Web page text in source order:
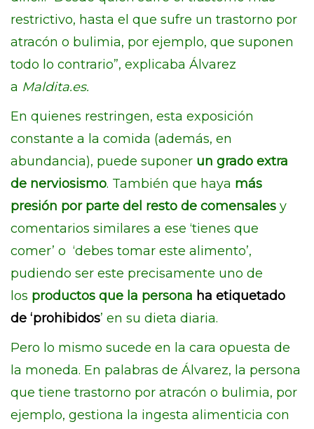
restrictivo, hasta el que sufre un trastorno por
atracón o bulimia, por ejemplo, que suponen
todo lo contrario”, explicaba Álvarez
a Maldita.es.
En quienes restringen, esta exposición
constante a la comida (además, en
abundancia), puede suponer un grado extra
de nerviosismo. También que haya más
presión por parte del resto de comensales y
comentarios similares a ese ‘tienes que
comer’ o ‘debes tomar este alimento’,
pudiendo ser este precisamente uno de
los productos que la persona ha etiquetado
de ‘prohibidos’ en su dieta diaria.
Pero lo mismo sucede en la cara opuesta de
la moneda. En palabras de Álvarez, la persona
que tiene trastorno por atracón o bulimia, por
ejemplo, gestiona la ingesta alimenticia con